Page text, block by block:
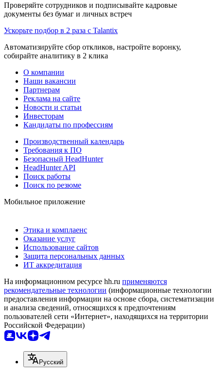
Проверяйте сотрудников и подписывайте кадровые
документы без бумаг и личных встреч
Ускорьте подбор в 2 раза с Talantix
Автоматизируйте сбор откликов, настройте воронку,
собирайте аналитику в 2 клика
О компании
Наши вакансии
Партнерам
Реклама на сайте
Новости и статьи
Инвесторам
Кандидаты по профессиям
Производственный календарь
Требования к ПО
Безопасный HeadHunter
HeadHunter API
Поиск работы
Поиск по резюме
Мобильное приложение
Этика и комплаенс
Оказание услуг
Использование сайтов
Защита персональных данных
ИТ аккредитация
На информационном ресурсе hh.ru применяются
рекомендательные технологии (информационные технологии
предоставления информации на основе сбора, систематизации
и анализа сведений, относящихся к предпочтениям
пользователей сети «Интернет», находящихся на территории
Российской Федерации)
Русский